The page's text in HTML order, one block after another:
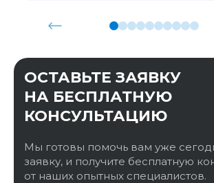
ОСТАВЬТЕ ЗАЯВКУ
НА БЕСПЛАТНУЮ
КОНСУЛЬТАЦИЮ
Мы готовы помочь вам уже
заявку, и получите бесплатную
от наших опытных специалистов.